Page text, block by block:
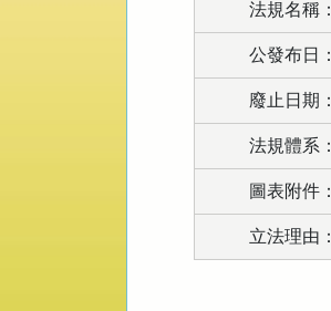
法規名稱：
公發布日：
廢止日期：
法規體系：
圖表附件：
立法理由：